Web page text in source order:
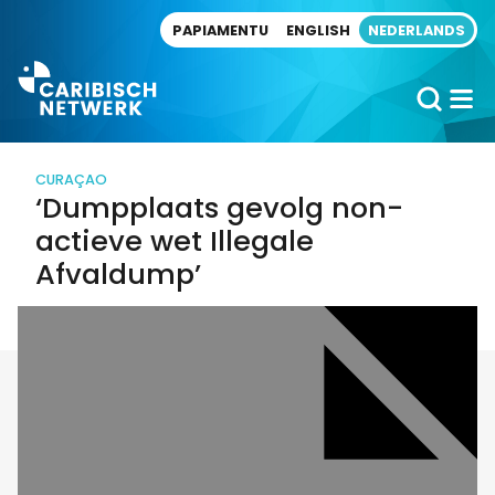
PAPIAMENTU ENGLISH NEDERLANDS
CURAÇAO
‘Dumpplaats gevolg non-
actieve wet Illegale
Afvaldump’